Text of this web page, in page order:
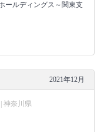
ールディングス～関東支
2021年12月
神奈川県